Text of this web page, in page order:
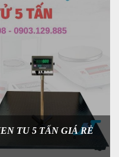
TU 5 TẤN GIÁ RẺ